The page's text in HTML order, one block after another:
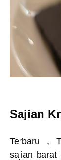
Sajian
Terbaru ,
sajian barat